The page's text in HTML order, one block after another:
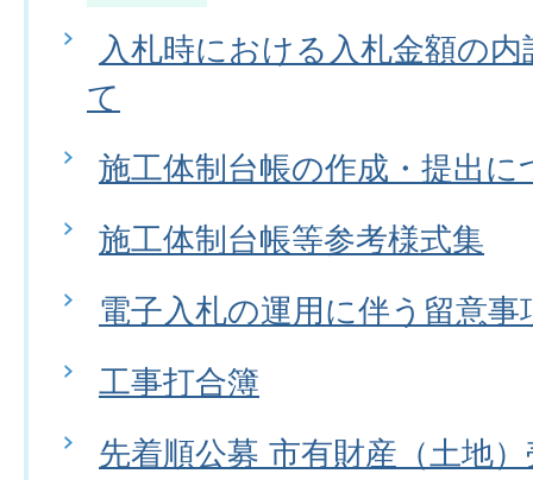
入札時における入札金額の
て
施工体制台帳の作成・提出に
施工体制台帳等参考様式集
電子入札の運用に伴う留意事
工事打合簿
先着順公募 市有財産（土地